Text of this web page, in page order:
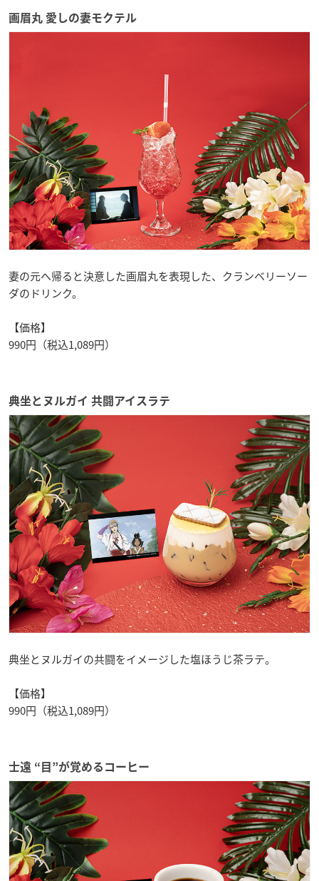
画眉丸 愛しの妻モクテル
妻の元へ帰ると決意した画眉丸を表現した、クランベリーソー
ダのドリンク。
【価格】
990円（税込1,089円）
典坐とヌルガイ 共闘アイスラテ
典坐とヌルガイの共闘をイメージした塩ほうじ茶ラテ。
【価格】
990円（税込1,089円）
士遠 “目”が覚めるコーヒー